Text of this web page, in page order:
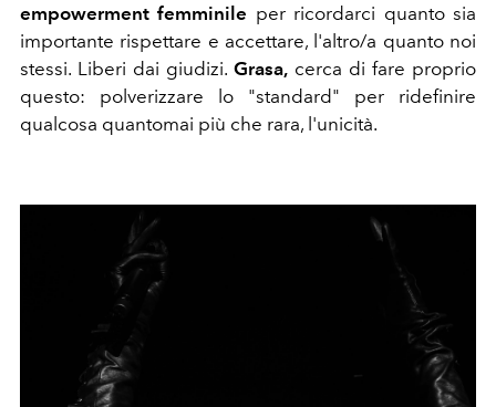
empowerment femminile per ricordarci quanto sia
importante rispettare e accettare, l'altro/a quanto noi
stessi. Liberi dai giudizi. Grasa, cerca di fare proprio
questo: polverizzare lo "standard" per ridefinire
qualcosa quantomai più che rara, l'unicità.